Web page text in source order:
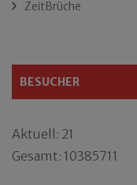
ZeitBrüche
BESUCHER
Aktuell: 21
Gesamt: 10385711